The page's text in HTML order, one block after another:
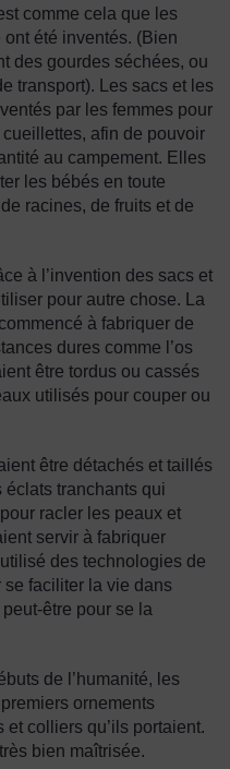
comme cela que les
été inventés. (Bien
des gourdes séchées, ou
transport). Les sacs et les
par les femmes pour
afin de pouvoir
au campement. Elles
les bébés en toute
racines, de fruits et de
à l’invention des sacs et
pour autre chose. La
à fabriquer de
dures comme l’os
être tordus ou cassés
utilisés pour couper ou
être détachés et taillés
éclats tranchants qui
racler les peaux et
servir à fabriquer
des technologies de
faciliter la vie dans
être pour se la
de l’humanité, les
ornements
colliers qu’ils portaient.
bien maîtrisée.